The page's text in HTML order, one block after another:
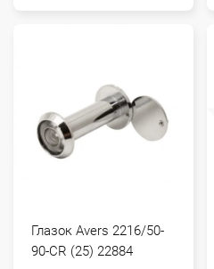
Глазок Avers 2216/50-
90-CR (25) 22884